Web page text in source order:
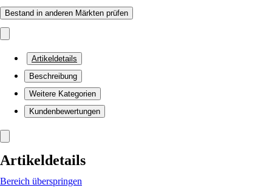
Bestand in anderen Märkten prüfen
Artikeldetails
Beschreibung
Weitere Kategorien
Kundenbewertungen
Artikeldetails
Bereich überspringen